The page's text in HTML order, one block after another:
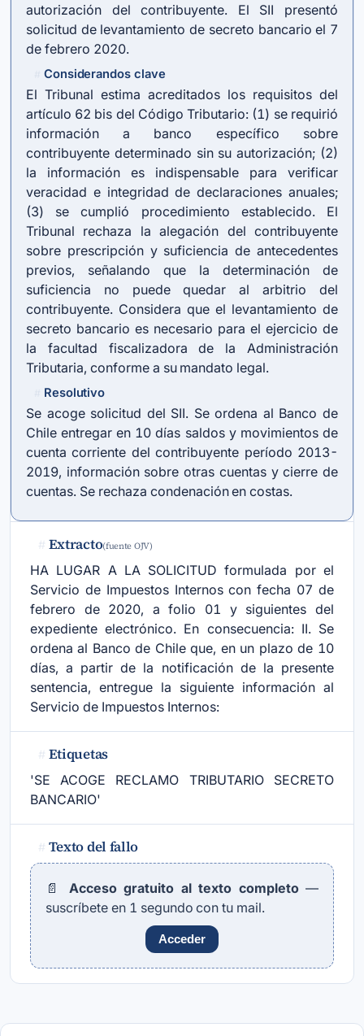
autorización del contribuyente. El SII presentó
solicitud de levantamiento de secreto bancario el 7
de febrero 2020.
Considerandos clave
El Tribunal estima acreditados los requisitos del
artículo 62 bis del Código Tributario: (1) se requirió
información a banco específico sobre
contribuyente determinado sin su autorización; (2)
la información es indispensable para verificar
veracidad e integridad de declaraciones anuales;
(3) se cumplió procedimiento establecido. El
Tribunal rechaza la alegación del contribuyente
sobre prescripción y suficiencia de antecedentes
previos, señalando que la determinación de
suficiencia no puede quedar al arbitrio del
contribuyente. Considera que el levantamiento de
secreto bancario es necesario para el ejercicio de
la facultad fiscalizadora de la Administración
Tributaria, conforme a su mandato legal.
Resolutivo
Se acoge solicitud del SII. Se ordena al Banco de
Chile entregar en 10 días saldos y movimientos de
cuenta corriente del contribuyente período 2013-
2019, información sobre otras cuentas y cierre de
cuentas. Se rechaza condenación en costas.
# Extracto(fuente OJV)
HA LUGAR A LA SOLICITUD formulada por el
Servicio de Impuestos Internos con fecha 07 de
febrero de 2020, a folio 01 y siguientes del
expediente electrónico. En consecuencia: II. Se
ordena al Banco de Chile que, en un plazo de 10
días, a partir de la notificación de la presente
sentencia, entregue la siguiente información al
Servicio de Impuestos Internos:
# Etiquetas
'SE ACOGE RECLAMO TRIBUTARIO SECRETO
BANCARIO'
# Texto del fallo
📄 Acceso gratuito al texto completo—
suscríbete en 1 segundo con tu mail.
Acceder